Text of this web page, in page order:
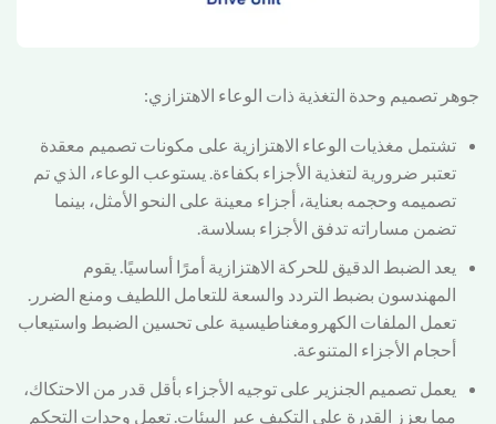
جوهر تصميم وحدة التغذية ذات الوعاء الاهتزازي:
تشتمل مغذيات الوعاء الاهتزازية على مكونات تصميم معقدة
تعتبر ضرورية لتغذية الأجزاء بكفاءة. يستوعب الوعاء، الذي تم
تصميمه وحجمه بعناية، أجزاء معينة على النحو الأمثل، بينما
تضمن مساراته تدفق الأجزاء بسلاسة.
يعد الضبط الدقيق للحركة الاهتزازية أمرًا أساسيًا. يقوم
المهندسون بضبط التردد والسعة للتعامل اللطيف ومنع الضرر.
تعمل الملفات الكهرومغناطيسية على تحسين الضبط واستيعاب
أحجام الأجزاء المتنوعة.
يعمل تصميم الجنزير على توجيه الأجزاء بأقل قدر من الاحتكاك،
مما يعزز القدرة على التكيف عبر البيئات. تعمل وحدات التحكم